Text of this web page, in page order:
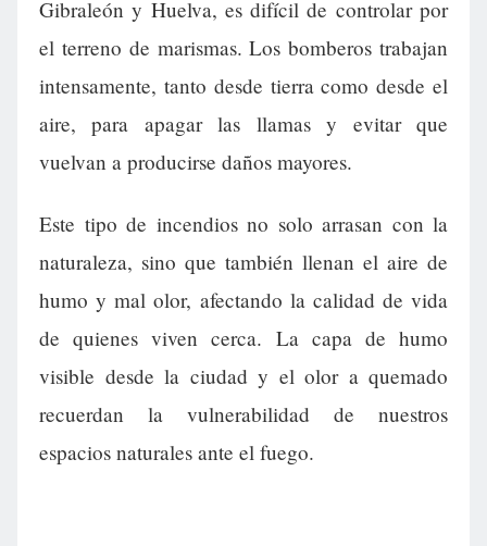
Gibraleón y Huelva, es difícil de controlar por
el terreno de marismas. Los bomberos trabajan
intensamente, tanto desde tierra como desde el
aire, para apagar las llamas y evitar que
vuelvan a producirse daños mayores.
Este tipo de incendios no solo arrasan con la
naturaleza, sino que también llenan el aire de
humo y mal olor, afectando la calidad de vida
de quienes viven cerca. La capa de humo
visible desde la ciudad y el olor a quemado
recuerdan la vulnerabilidad de nuestros
espacios naturales ante el fuego.